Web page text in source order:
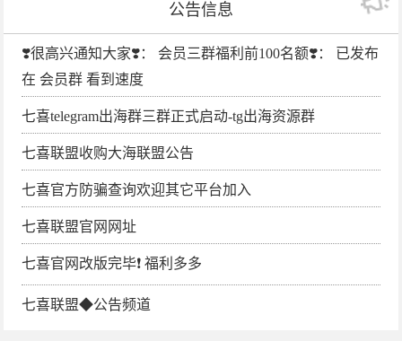
公告信息
❣️很高兴通知大家❣️： 会员三群福利前100名额❣️： 已发布
在 会员群 看到速度
七喜telegram出海群三群正式启动-tg出海资源群
七喜联盟收购大海联盟公告
七喜官方防骗查询欢迎其它平台加入
七喜联盟官网网址
七喜官网改版完毕❗️ 福利多多
七喜联盟◆公告频道